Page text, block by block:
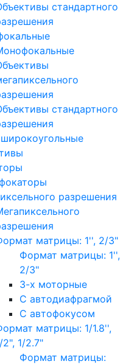
стандартного
стандартного
разрешения
матрицы: 1'', 2/3"
Формат матрицы: 1'',
2/3"
3-х моторные
С автодиафрагмой
С автофокусом
матрицы: 1/1.8'',
2", 1/2.7"
Формат матрицы: